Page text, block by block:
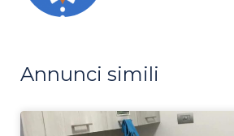
Annunci simili